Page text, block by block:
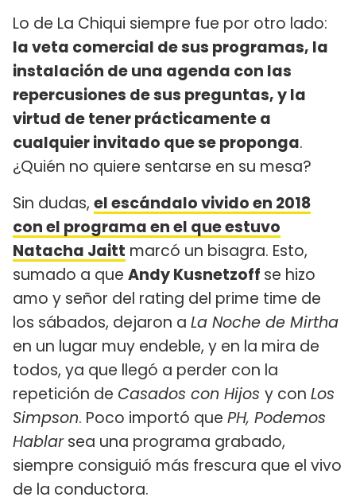
Lo de La Chiqui siempre fue por otro lado:
la veta comercial de sus programas, la
instalación de una agenda con las
repercusiones de sus preguntas, y la
virtud de tener prácticamente a
cualquier invitado que se proponga.
¿Quién no quiere sentarse en su mesa?
Sin dudas, el escándalo vivido en 2018
con el programa en el que estuvo
Natacha Jaitt marcó un bisagra. Esto,
sumado a que Andy Kusnetzoff se hizo
amo y señor del rating del prime time de
los sábados, dejaron a La Noche de Mirtha
en un lugar muy endeble, y en la mira de
todos, ya que llegó a perder con la
repetición de Casados con Hijos y con Los
Simpson. Poco importó que PH, Podemos
Hablarsea una programa grabado,
siempre consiguió más frescura que el vivo
de la conductora.